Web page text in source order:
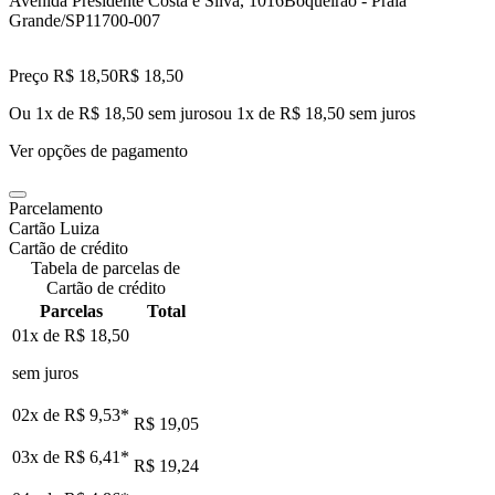
Grande/SP11700-007
Preço R$ 18,50R$ 18,50
Ou 1x de R$ 18,50 sem jurosou 1x de R$ 18,50 sem juros
Ver opções de pagamento
Parcelamento
Cartão Luiza
Cartão de crédito
Tabela de parcelas de
Cartão de crédito
Parcelas
Total
01x de R$ 18,50
sem juros
02x de R$ 9,53* R$ 19,05
03x de R$ 6,41 * R$ 19,24